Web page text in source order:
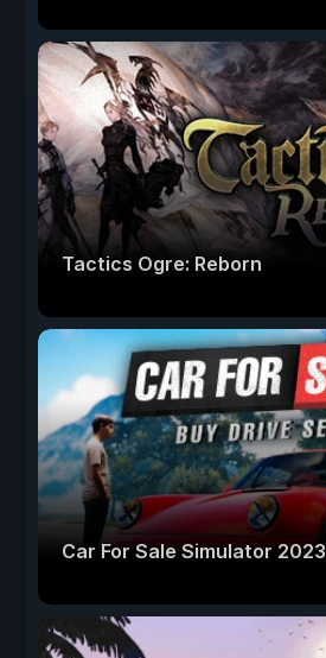
Tactics Ogre: Reborn
Car For Sale Simulator 2023